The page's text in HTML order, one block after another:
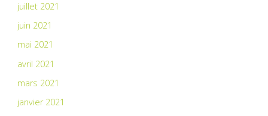
juillet 2021
juin 2021
mai 2021
avril 2021
mars 2021
janvier 2021